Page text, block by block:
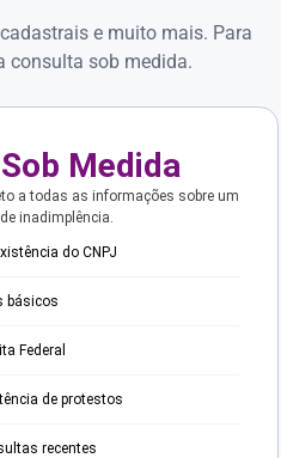
e muito mais. Para
consulta sob medida.
Medida
a todas as informações sobre um
inadimplência.
do CNPJ
básicos
Federal
de protestos
recentes